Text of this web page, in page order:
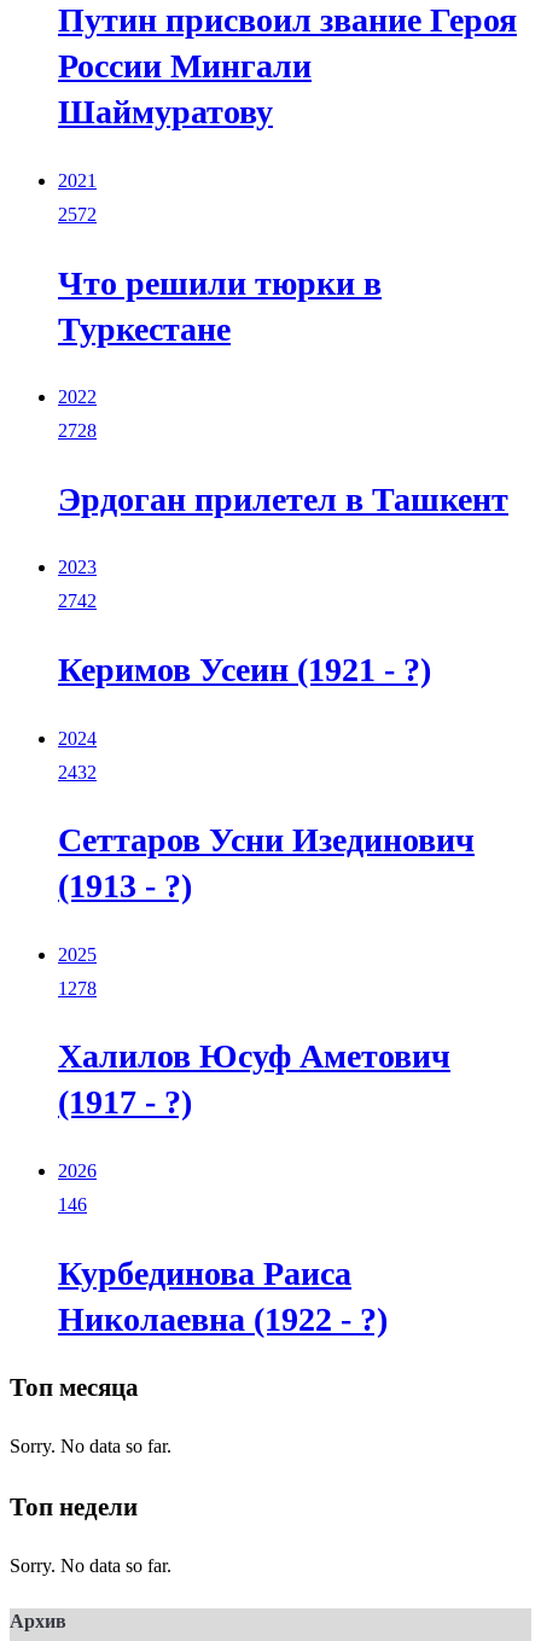
Путин присвоил звание Героя
России Мингали
Шаймуратову
2021
2572
Что решили тюрки в
Туркестане
2022
2728
Эрдоган прилетел в Ташкент
2023
2742
Керимов Усеин (1921 - ?)
2024
2432
Сеттаров Усни Изединович
(1913 - ?)
2025
1278
Халилов Юсуф Аметович
(1917 - ?)
2026
146
Курбединова Раиса
Николаевна (1922 - ?)
Топ месяца
Sorry. No data so far.
Топ недели
Sorry. No data so far.
Архив